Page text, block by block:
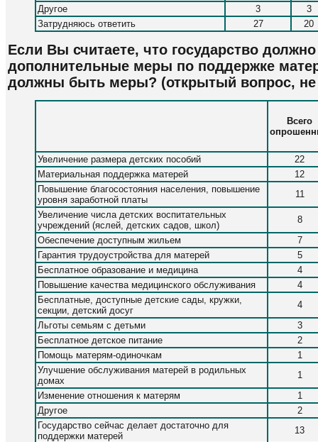
Другое
3
3
Затрудняюсь ответить
27 20
Если Вы считаете, что государство
дополнительные меры по поддержке
должны быть меры? (открытый вопрос, не
Всего
Увеличение размера детских пособий
22
Материальная поддержка матерей
12
Повышение благосостояния населения, повышение
уровня заработной платы
11
Увеличение числа детских воспитательных
учреждений (яслей, детских садов, школ)
8
Обеспечение доступным жильем
7
Гарантия трудоустройства для матерей
5
Бесплатное образование и медицина
4
Повышение качества медицинского обслуживания
4
Бесплатные, доступные детские сады, кружки,
секции, детский досуг
4
Льготы семьям с детьми
3
Бесплатное детское питание
2
Помощь матерям-одиночкам
1
Улучшение обслуживания матерей в родильных
домах
1
Изменение отношения к матерям
1
Другое
2
Государство сейчас делает достаточно для
поддержки матерей
13